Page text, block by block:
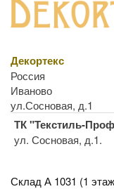
Декортекс
Россия
Иваново
ул.Сосновая, д.1
ТК "Текстиль-
ул. Сосновая, д.1.
Склад А 1031 (1